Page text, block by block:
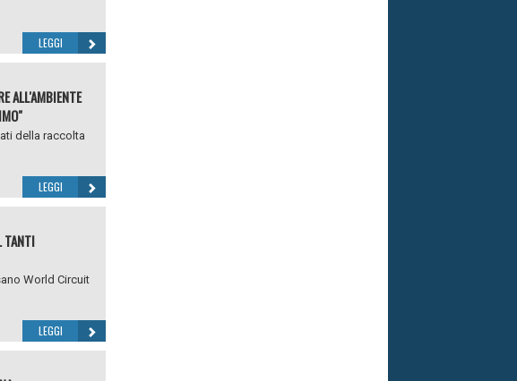
LEGGI
ALL'AMBIENTE
della raccolta
LEGGI
TANTI
World Circuit
LEGGI